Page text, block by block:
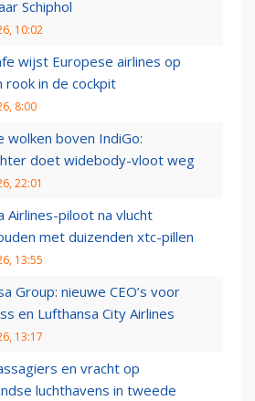
Schiphol
10:02
wijst Europese airlines op
rook in de cockpit
8:00
wolken boven IndiGo:
doet widebody-vloot weg
22:01
Airlines-piloot na vlucht
met duizenden xtc-pillen
13:55
Group: nieuwe CEO’s voor
en Lufthansa City Airlines
13:17
en vracht op
luchthavens in tweede